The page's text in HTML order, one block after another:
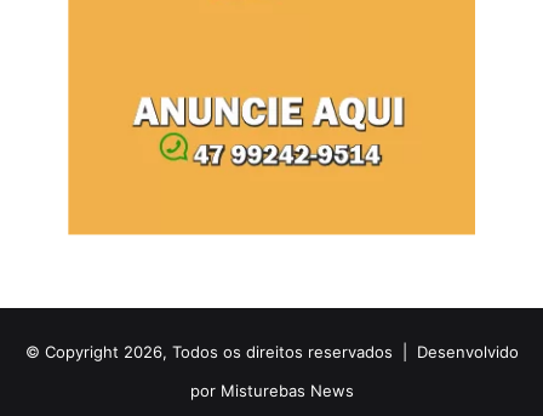
© Copyright 2026, Todos os direitos reservados | Desenvolvido
por Misturebas News